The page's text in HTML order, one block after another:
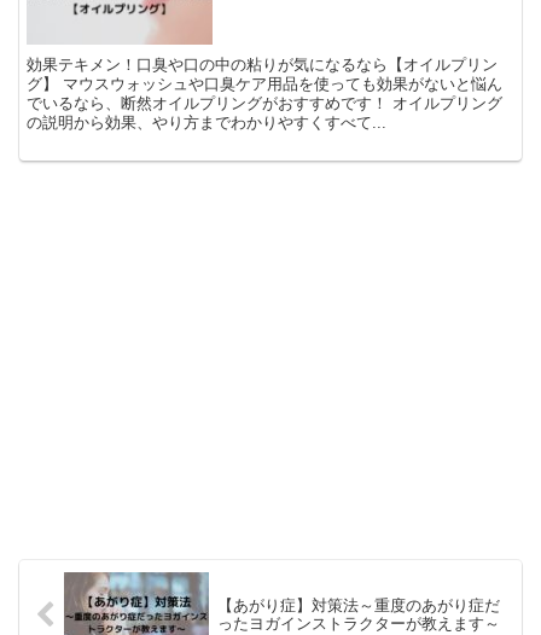
効果テキメン！口臭や口の中の粘りが気になるなら【オイルプリン
グ】 マウスウォッシュや口臭ケア用品を使っても効果がないと悩ん
でいるなら、断然オイルプリングがおすすめです！ オイルプリング
の説明から効果、やり方までわかりやすくすべて...
【あがり症】対策法～重度のあがり症だ
ったヨガインストラクターが教えます～